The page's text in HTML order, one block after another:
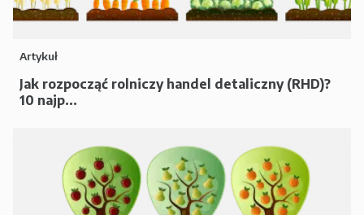
Artykuł
Jak rozpocząć rolniczy handel detaliczny (RHD)?
10 najp...